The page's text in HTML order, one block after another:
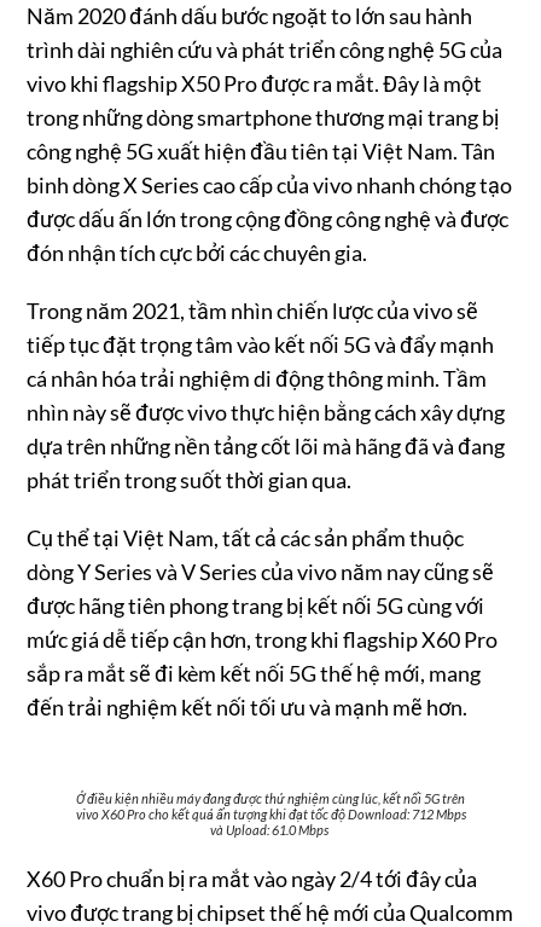
Năm 2020 đánh dấu bước ngoặt to lớn sau hành
trình dài nghiên cứu và phát triển công nghệ 5G của
vivo khi flagship X50 Pro được ra mắt. Đây là một
trong những dòng smartphone thương mại trang bị
công nghệ 5G xuất hiện đầu tiên tại Việt Nam. Tân
binh dòng X Series cao cấp của vivo nhanh chóng tạo
được dấu ấn lớn trong cộng đồng công nghệ và được
đón nhận tích cực bởi các chuyên gia.
Trong năm 2021, tầm nhìn chiến lược của vivo sẽ
tiếp tục đặt trọng tâm vào kết nối 5G và đẩy mạnh
cá nhân hóa trải nghiệm di động thông minh. Tầm
nhìn này sẽ được vivo thực hiện bằng cách xây dựng
dựa trên những nền tảng cốt lõi mà hãng đã và đang
phát triển trong suốt thời gian qua.
Cụ thể tại Việt Nam, tất cả các sản phẩm thuộc
dòng Y Series và V Series của vivo năm nay cũng sẽ
được hãng tiên phong trang bị kết nối 5G cùng với
mức giá dễ tiếp cận hơn, trong khi flagship X60 Pro
sắp ra mắt sẽ đi kèm kết nối 5G thế hệ mới, mang
đến trải nghiệm kết nối tối ưu và mạnh mẽ hơn.
Ở điều kiện nhiều máy đang được thử nghiệm cùng lúc, kết nối 5G trên
vivo X60 Pro cho kết quả ấn tượng khi đạt tốc độ Download: 712 Mbps
và Upload: 61.0 Mbps
X60 Pro chuẩn bị ra mắt vào ngày 2/4 tới đây của
vivo được trang bị chipset thế hệ mới của Qualcomm